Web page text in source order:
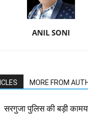
ANIL SONI
MORE FROM
सरगुजा पुलिस की बड़ी